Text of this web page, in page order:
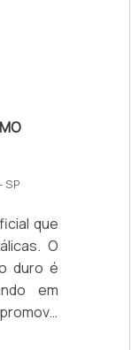
SP
que
O
duro é
em
a